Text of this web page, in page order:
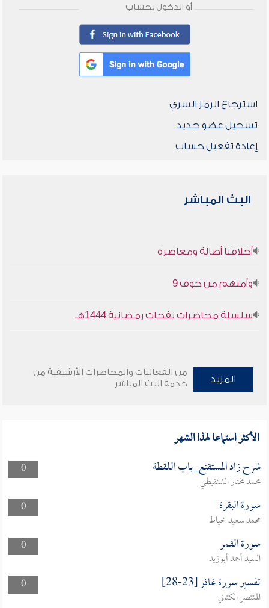
أو الدخول بحساب
استرجاع الرمز السري
تسجيل عضو جديد
إعادة تفعيل حساب
البث المباشر
أخلاقنا أصالة ومعاصرة
وأمنهم من خوف 9
سلسلة محاضرات نفحات رمضانية 1444هـ
المزيد
من الفعاليات والمحاضرات الأرشيفية من
خدمة البث المباشر
الأكثر استماعا لهذا الشهر
0 شرح زاد المستقنع_باب اللقطة
محمد مختار الشنقيطي
0
سورة البقرة
محمد سعيد خياط
0
سورة القمر
السيد أحمد أبوزيد
0
تفسير سورة غافر [23-28]
المنتصر الكتاني